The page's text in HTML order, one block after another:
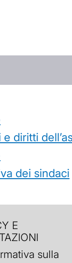
diritti
dei sindaci
E
sulla